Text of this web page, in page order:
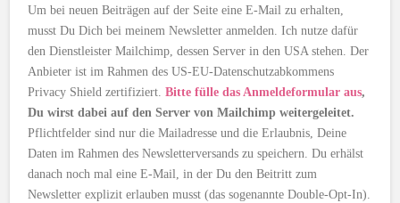
Um bei neuen Beiträgen auf der Seite eine E-Mail zu erhalten,
musst Du Dich bei meinem Newsletter anmelden. Ich nutze dafür
den Dienstleister Mailchimp, dessen Server in den USA stehen. Der
Anbieter ist im Rahmen des US-EU-Datenschutzabkommens
Privacy Shield zertifiziert.Bitte fülle das Anmeldeformular aus,
Du wirst dabei auf den Server von Mailchimp weitergeleitet.
Pflichtfelder sind nur die Mailadresse und die Erlaubnis, Deine
Daten im Rahmen des Newsletterversands zu speichern. Du erhälst
danach noch mal eine E-Mail, in der Du den Beitritt zum
Newsletter explizit erlauben musst (das sogenannte Double-Opt-In).